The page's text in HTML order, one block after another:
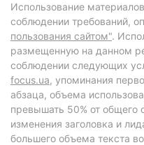
Использование
соблюдении требований,
пользования сайтом".
размещенную на данном
соблюдении следующих
focus.ua, упоминания
абзаца, объема
превышать 50% от общего
изменения заголовка и
большего объема текста